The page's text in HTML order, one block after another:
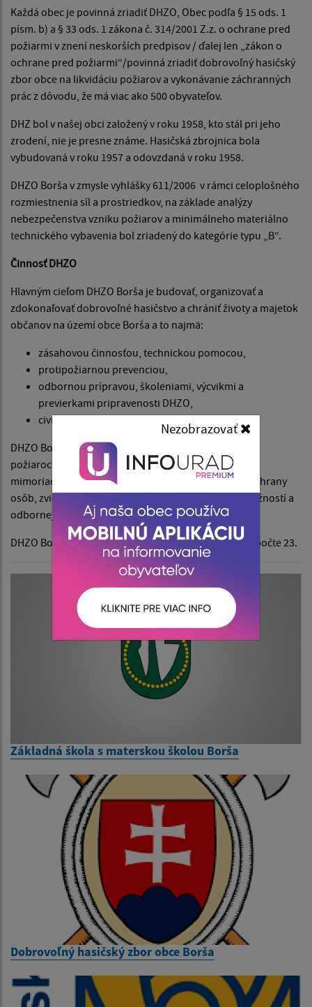
Každá obec je povinná zriadiť DHZO, Obec podľa § 15 ods. 1
písm. b) a § 33 ods. 1 zákona č. 314/2001 Z.z. o ochrane pred
požiarmi v znení neskorších predpisov / ďalej len „zákon o
ochrane pred požiarmi“/povinná zriadiť dobrovoľný hasičský
zbor obce na likvidáciu požiarov a vykonávanie záchranných
prác z dôvodu, že má viac ako 500 obyvateľov.
DHZ bol v našej obci založený v roku 1958, kto stál pri jeho
zrodení, nie je presne známe. Hasičská zbrojnica bola
vybudovaná v roku 1957 a odovzdaná v roku 1958.
DHZO Borša v zmysle vyhlášky 611/2006 v rámci celoplošného
rozmiestnenia síl a prostriedkov, na základe analýzy
nebezpečenstva vzniku požiarov a minimálneho materiálno
technického vybavenia bol zriadený do kategórie typu „B“.
Činnosť DHZO
Hlavným cieľom DHZO Borša je budovať, organizovať a
zdokonaľovať dobrovoľné hasičstvo a chrániť životy a majetok
občanov na území obce Borša a to najmä:
zásahovou činnosťou, technickou pomocou,
protipožiarnou prevenciou,
odbornou prípravou, školeniami, výcvikmi a
previerkami pripravenosti DHZO,
civilnou ochranou obyvateľstva,
DHZO Borša vykonáva zásahy a záchranné práce pri
požiaroch, živelných pohromách, haváriách a iných
mimoriadnych udalostiach s cieľom zabezpečenia záchrany
osôb, zvierat a majetku podľa svojich technických možností a
odbornej kvalifikácie.
DHZO Borša pozostáva z členov DHZO a DHZ spolu v počte 23.
Základná škola s materskou školou Borša
Dobrovoľný hasičský zbor obce Borša
Nezobrazovať